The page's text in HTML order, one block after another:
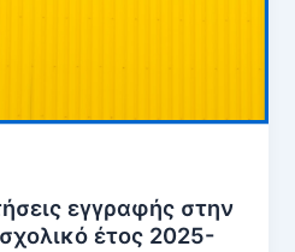
εγγραφής στην
έτος 2025-